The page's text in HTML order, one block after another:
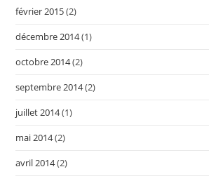
février 2015(2)
décembre 2014(1)
octobre 2014(2)
septembre 2014(2)
juillet 2014(1)
mai 2014(2)
avril 2014(2)